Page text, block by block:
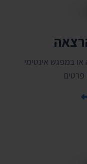
במפגש אינטימי
פרטים